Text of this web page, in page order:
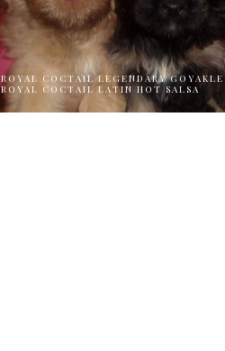
ROYAL COCTAIL LEGENDARY GOYAKLE
ROYAL COCTAIL LATIN HOT SALSA